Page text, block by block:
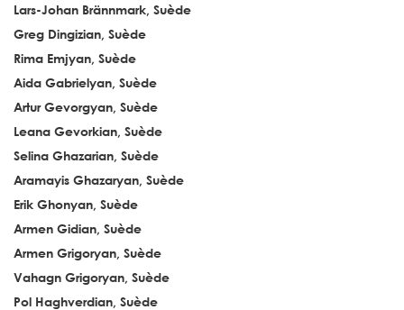
Lars-Johan Brännmark, Suède
Greg Dingizian, Suède
Rima Emjyan, Suède
Aida Gabrielyan, Suède
Artur Gevorgyan, Suède
Leana Gevorkian, Suède
Selina Ghazarian, Suède
Aramayis Ghazaryan, Suède
Erik Ghonyan, Suède
Armen Gidian, Suède
Armen Grigoryan, Suède
Vahagn Grigoryan, Suède
Pol Haghverdian, Suède